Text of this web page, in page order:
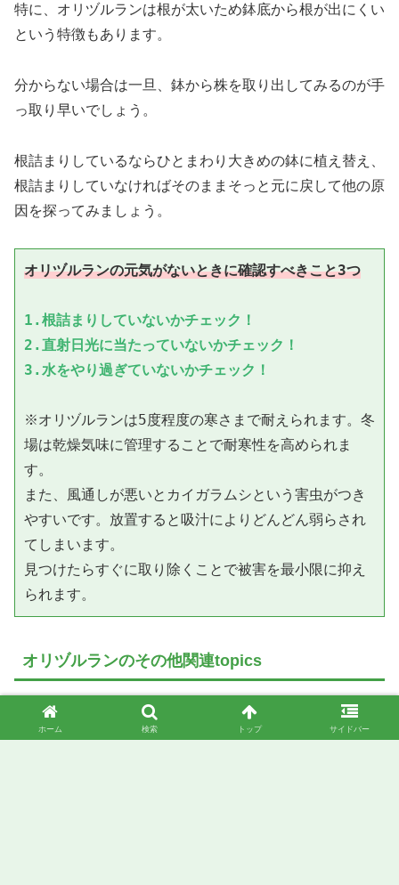
特に、オリヅルランは根が太いため鉢底から根が出にくい
という特徴もあります。
分からない場合は一旦、鉢から株を取り出してみるのが手
っ取り早いでしょう。
根詰まりしているならひとまわり大きめの鉢に植え替え、
根詰まりしていなければそのままそっと元に戻して他の原
因を探ってみましょう。
オリヅルランの元気がないときに確認すべきこと3つ
1.根詰まりしていないかチェック！
2.直射日光に当たっていないかチェック！
3.水をやり過ぎていないかチェック！
※オリヅルランは5度程度の寒さまで耐えられます。冬
場は乾燥気味に管理することで耐寒性を高められま
す。
また、風通しが悪いとカイガラムシという害虫がつき
やすいです。放置すると吸汁によりどんどん弱らされ
てしまいます。
見つけたらすぐに取り除くことで被害を最小限に抑え
られます。
オリヅルランのその他関連topics
「オリヅルラン 冬の管理方法のコツ3つ！【冬越しの方
法】」はこちら
ホーム 検索 トップ サイドバー